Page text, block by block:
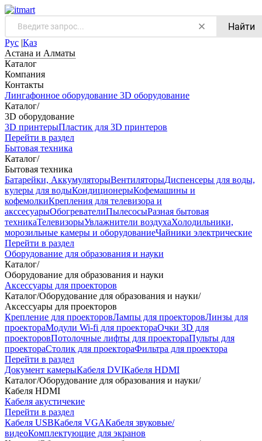
Найти
Рус |Қаз
Астана и Алматы
Каталог
Компания
Контакты
Лингафонное оборудование 3D оборудование
Каталог/
3D оборудование
3D принтерыПластик для 3D принтеров
Перейти в раздел
Бытовая техника
Каталог/
Бытовая техника
Батарейки, АккумуляторыВентиляторыДиспенсеры для воды,
кулеры для водыКондиционерыКофемашины и
кофемолкиКрепления для телевизора и
акссесуарыОбогревателиПылесосыРазная бытовая
техникаТелевизорыУвлажнители воздухаХолодильники,
морозильные камеры и оборудованиеЧайники электрические
Перейти в раздел
Оборудование для образования и науки
Каталог/
Оборудование для образования и науки
Аксессуары для проекторов
Каталог/Оборудование для образования и науки/
Аксессуары для проекторов
Крепление для проекторовЛампы для проекторовЛинзы для
проектораМодули Wi-fi для проектораОчки 3D для
проекторовПотолочные лифты для проектораПульты для
проектораСтолик для проектораФильтра для проектора
Перейти в раздел
Документ камерыКабеля DVIКабеля HDMI
Каталог/Оборудование для образования и науки/
Кабеля HDMI
Кабеля акустичекие
Перейти в раздел
Кабеля USBКабеля VGAКабеля звуковые/
видеоКомплектующие для экранов